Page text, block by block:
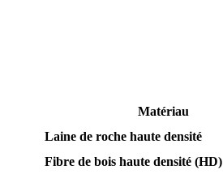
Matériau
Laine de roche haute densité
Fibre de bois haute densité (HD)